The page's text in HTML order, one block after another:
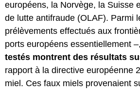
européens, la Norvège, la Suisse
de lutte antifraude (OLAF). Parmi
prélèvements effectués aux
ports européens essentiellement –,
testés montrent des résultats
rapport à la directive européenne
miel. Ces faux miels provenaient